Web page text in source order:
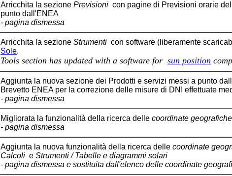
Arricchita la sezione Previsioni con pagine di Previsioni orarie
punto dall'ENEA
- pagina dismessa
Arricchita la sezione Strumenti con software (liberamente
Sole.
Tools section has updated with a software for sun position
Aggiunta la nuova sezione dei Prodotti e servizi messi a punto
Brevetto ENEAper la correzione delle misure di DNI effettuate
- pagina dismessa
Migliorata la funzionalità della ricerca delle coordinate geografiche
- pagina dismessa
Aggiunta la nuova funzionalità della ricerca delle coordinate
Calcoli e Strumenti / Tabelle e diagrammi solari
- pagina dismessa e sostituita dall'elenco delle coordinate